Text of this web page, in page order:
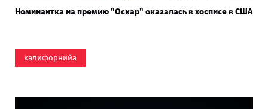
Номинантка на премию "Оскар" оказалась в хосписе в США
калифорнийа